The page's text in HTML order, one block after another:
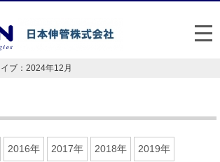
メ
日本伸管の強み
お悩み解決事例
ブ：2024年12月
2016年 2017年 2018年 2019年